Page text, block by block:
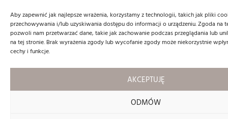
Aby zapewnić jak najlepsze wrażenia, korzystamy z technologii, takich jak pliki
przechowywania i/lub uzyskiwania dostępu do informacji o urządzeniu. Zgoda na
pozwoli nam przetwarzać dane, takie jak zachowanie podczas przeglądania lub
na tej stronie. Brak wyrażenia zgody lub wycofanie zgody może niekorzystnie
cechy i funkcje.
AKCEPTUJĘ
ODMÓW